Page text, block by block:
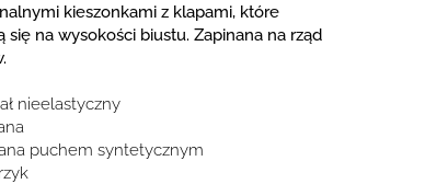
kieszonkami z klapami, które
się na wysokości biustu. Zapinana na rząd
nieelastyczny
puchem syntetycznym